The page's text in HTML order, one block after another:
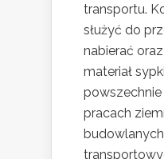
transportu.
służyć do
nabierać
materiał
pracach